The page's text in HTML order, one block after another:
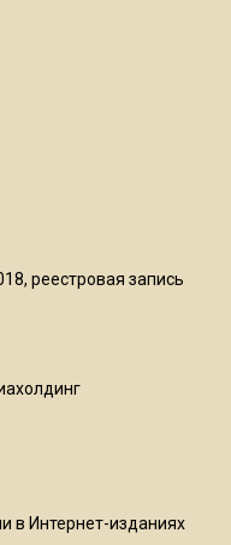
назвал
реестровая запись
в Интернет-изданиях